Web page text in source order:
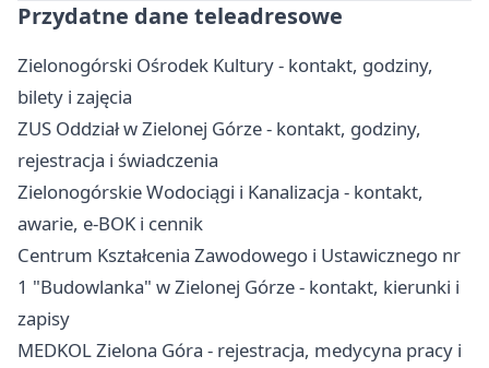
Przydatne dane teleadresowe
Zielonogórski Ośrodek Kultury - kontakt, godziny,
bilety i zajęcia
ZUS Oddział w Zielonej Górze - kontakt, godziny,
rejestracja i świadczenia
Zielonogórskie Wodociągi i Kanalizacja - kontakt,
awarie, e-BOK i cennik
Centrum Kształcenia Zawodowego i Ustawicznego nr
1 "Budowlanka" w Zielonej Górze - kontakt, kierunki i
zapisy
MEDKOL Zielona Góra - rejestracja, medycyna pracy i